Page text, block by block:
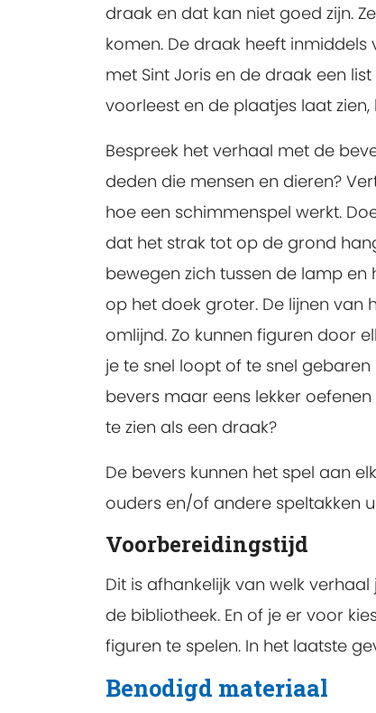
draak en dat kan niet goed zijn.
komen. De draak heeft
met Sint Joris en de draak een
voorleest en de plaatjes laat
Bespreek het verhaal met de
deden die mensen en dieren?
hoe een schimmenspel werkt.
dat het strak tot op de grond
bewegen zich tussen de lamp
op het doek groter. De lijnen
omlijnd. Zo kunnen figuren door
je te snel loopt of te snel
bevers maar eens lekker
te zien als een draak?
De bevers kunnen het spel aan
ouders en/of andere speltakken
Voorbereidingstijd
Dit is afhankelijk van welk
de bibliotheek. En of je er voor
figuren te spelen. In het laatste
Benodigd materiaal